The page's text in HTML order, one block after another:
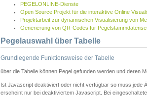
PEGELONLINE-Dienste
Open Source Projekt für die interaktive Online
Projektarbeit zur dynamischen Visualisierung von
Generierung von QR-Codes für
Pegelauswahl über Tabelle
Grundlegende Funktionsweise der Tabelle
über die Tabelle können Pegel gefunden werden und deren
Ist Javascript deaktiviert oder nicht verfügbar so muss jede
erscheint nur bei deaktiviertem Javascript. Bei